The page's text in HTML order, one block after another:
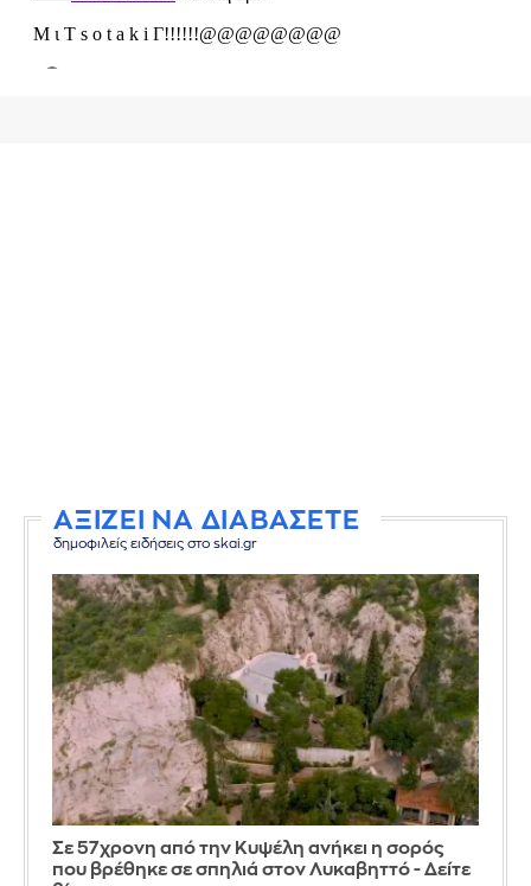
ΑΞΙΖΕΙ ΝΑ ΔΙΑΒΑΣΕΤΕ
δημοφιλείς ειδήσεις στο skai.gr
Σε 57χρονη από την Κυψέλη ανήκει η σορός
που βρέθηκε σε σπηλιά στον Λυκαβηττό - Δείτε